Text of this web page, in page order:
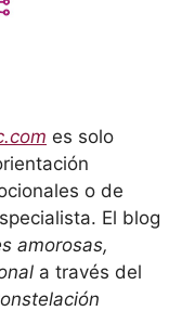
es solo
o de
El blog
amorosas,
a través del